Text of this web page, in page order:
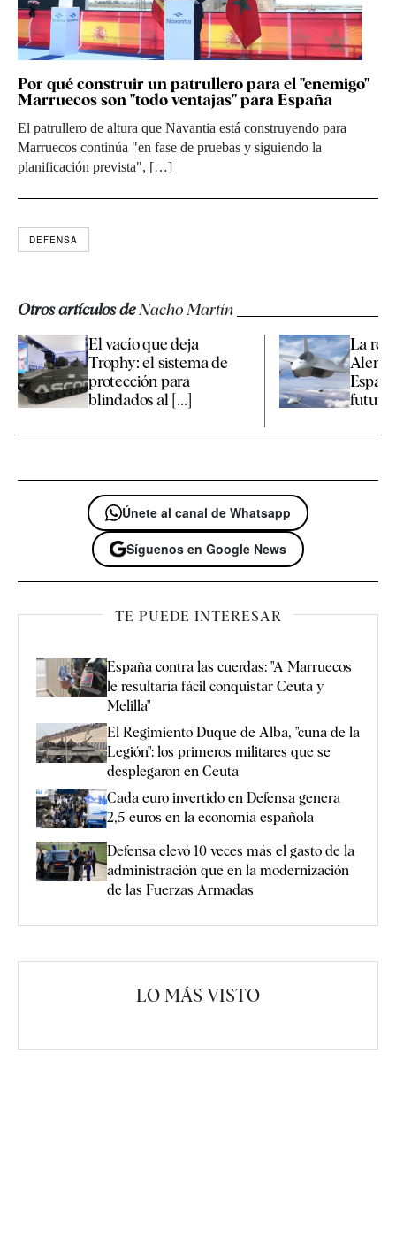
Por qué construir un patrullero para el "enemigo"
Marruecos son "todo ventajas" para España
El patrullero de altura que Navantia está construyendo para
Marruecos continúa "en fase de pruebas y siguiendo la
planificación prevista", […]
DEFENSA
Otros artículos deNacho Martín
El vacío que deja
Trophy: el sistema de
protección para
blindados al [...]
La
futuro
Únete al canal de Whatsapp
Síguenos en Google News
TE PUEDE INTERESAR
España contra las cuerdas: "A Marruecos
le resultaría fácil conquistar Ceuta y
Melilla"
El Regimiento Duque de Alba, "cuna de la
Legión": los primeros militares que se
desplegaron en Ceuta
Cada euro invertido en Defensa genera
2,5 euros en la economía española
Defensa elevó 10 veces más el gasto de la
administración que en la modernización
de las Fuerzas Armadas
LO MÁS VISTO